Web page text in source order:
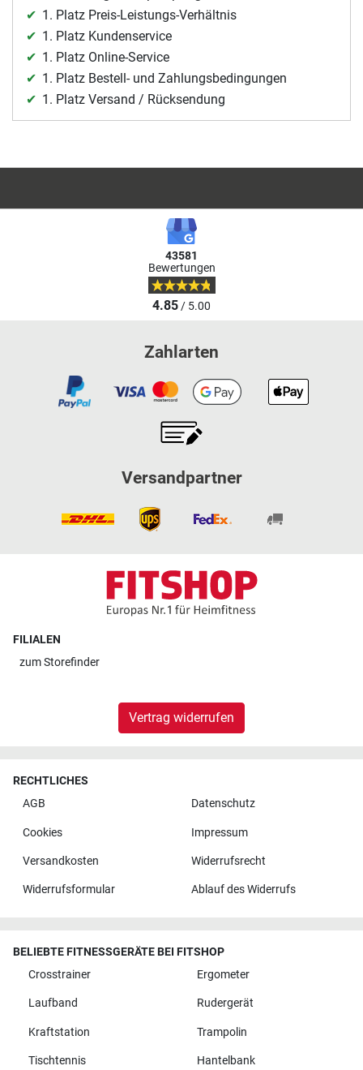
1. Platz Preis-Leistungs-Verhältnis
1. Platz Kundenservice
1. Platz Online-Service
1. Platz Bestell- und Zahlungsbedingungen
1. Platz Versand / Rücksendung
43581
Bewertungen
4.85/ 5.00
Zahlarten
Versandpartner
FILIALEN
zumStorefinder
Vertrag widerrufen
RECHTLICHES
AGB
Datenschutz
Cookies Impressum
Versandkosten Widerrufsrecht
Widerrufsformular Ablauf des Widerrufs
BELIEBTE FITNESSGERÄTE BEI FITSHOP
Crosstrainer
Ergometer
Laufband Rudergerät
Kraftstation Trampolin
Tischtennis Hantelbank